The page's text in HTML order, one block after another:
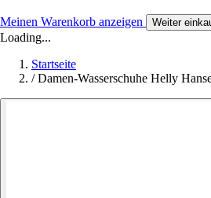
Meinen Warenkorb anzeigen Weiter
Loading...
Startseite
/ Damen-Wasserschuhe Helly